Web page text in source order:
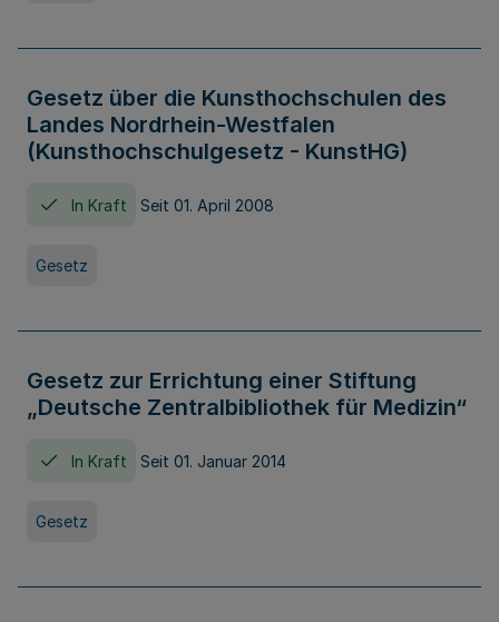
Gesetz über die Kunsthochschulen des
Landes Nordrhein-Westfalen
(Kunsthochschulgesetz - KunstHG)
In Kraft Seit 01. April 2008
Gesetz
Gesetz zur Errichtung einer Stiftung
„Deutsche Zentralbibliothek für Medizin“
In Kraft Seit 01. Januar 2014
Gesetz